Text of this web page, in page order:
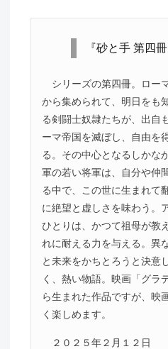
『砂と手 第四
シリーズの第四冊。ロー
から集められて、明日をも
る剣闘士奴隷たちが、出自
ーマ帝国を滅ぼし、自由を
る。その中心となるしかな
軍の若い将軍は、自分や仲
る中で、この世に生まれて
に絶望と虚しさを味わう。
ひとりは、かつて祖母が教
れに耐える力を与える。異
と未来をかちとろうと決意
く、熱い物語。映画「グラ
ら生まれた作品ですが、映
く楽しめます。
２０２５年２月１２日